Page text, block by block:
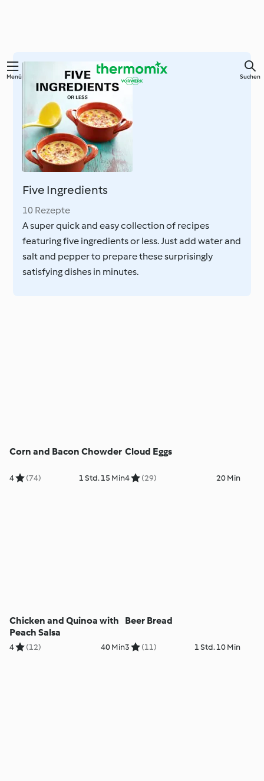
Springe
Menü Suchen
Five Ingredients
10 Rezepte
A super quick and easy collection of recipes
featuring five ingredients or less. Just add water and
salt and pepper to prepare these surprisingly
satisfying dishes in minutes.
Corn and Bacon Chowder
4 (74) 1 Std. 15 Min
Cloud Eggs
4 (29) 20 Min
Chicken and Quinoa with
Peach Salsa
4 (12) 40 Min
Beer Bread
3 (11) 1 Std. 10 Min